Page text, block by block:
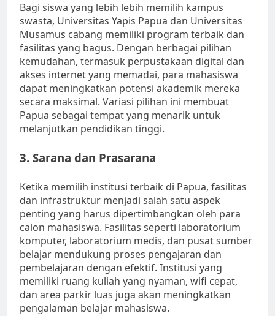
Bagi siswa yang lebih lebih memilih kampus
swasta, Universitas Yapis Papua dan Universitas
Musamus cabang memiliki program terbaik dan
fasilitas yang bagus. Dengan berbagai pilihan
kemudahan, termasuk perpustakaan digital dan
akses internet yang memadai, para mahasiswa
dapat meningkatkan potensi akademik mereka
secara maksimal. Variasi pilihan ini membuat
Papua sebagai tempat yang menarik untuk
melanjutkan pendidikan tinggi.
3. Sarana dan Prasarana
Ketika memilih institusi terbaik di Papua, fasilitas
dan infrastruktur menjadi salah satu aspek
penting yang harus dipertimbangkan oleh para
calon mahasiswa. Fasilitas seperti laboratorium
komputer, laboratorium medis, dan pusat sumber
belajar mendukung proses pengajaran dan
pembelajaran dengan efektif. Institusi yang
memiliki ruang kuliah yang nyaman, wifi cepat,
dan area parkir luas juga akan meningkatkan
pengalaman belajar mahasiswa.